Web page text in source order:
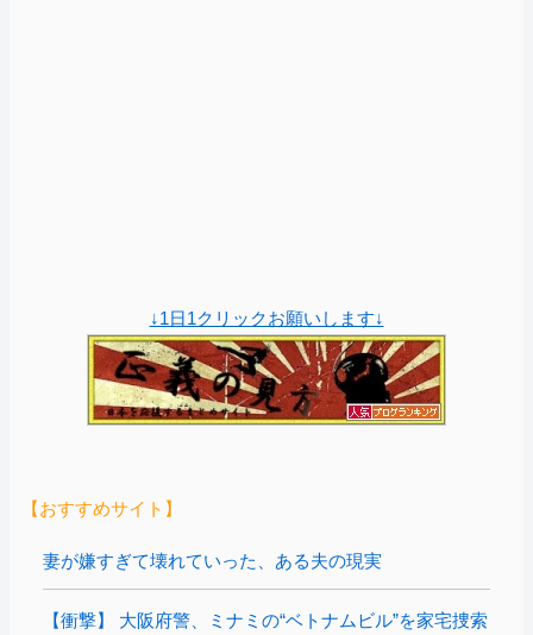
↓1日1クリックお願いします↓
【おすすめサイト】
妻が嫌すぎて壊れていった、ある夫の現実
【衝撃】 大阪府警、ミナミの“ベトナムビル”を家宅捜索